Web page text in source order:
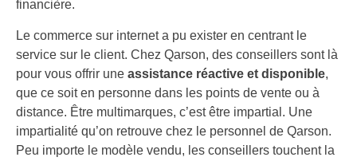
financière.
Le commerce sur internet a pu exister en centrant le
service sur le client. Chez Qarson, des conseillers sont là
pour vous offrir une assistance réactive et disponible,
que ce soit en personne dans les points de vente ou à
distance. Être multimarques, c’est être impartial. Une
impartialité qu’on retrouve chez le personnel de Qarson.
Peu importe le modèle vendu, les conseillers touchent la